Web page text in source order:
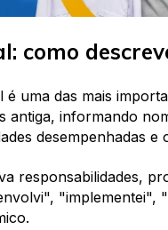
como
uma das mais
antiga, informando
desempenhadas e
responsabilidades,